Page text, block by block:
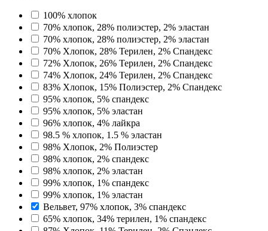
100% хлопок
70% хлопок, 28% полиэстер, 2% эластан
70% хлопок, 28% полиэстер, 2% эластан
70% Хлопок, 28% Терилен, 2% Спандекс
72% Хлопок, 26% Терилен, 2% Спандекс
74% Хлопок, 24% Терилен, 2% Спандекс
83% Хлопок, 15% Полиэстер, 2% Спандекс
95% хлопок, 5% спандекс
95% хлопок, 5% эластан
96% хлопок, 4% лайкра
98.5 % хлопок, 1.5 % эластан
98% Хлопок, 2% Полиэстер
98% хлопок, 2% спандекс
98% хлопок, 2% эластан
99% хлопок, 1% спандекс
99% хлопок, 1% эластан
Вельвет, 97% хлопок, 3% спандекс
65% хлопок, 34% терилен, 1% спандекс